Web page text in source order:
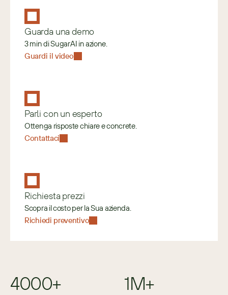
Guarda una demo
3 min di SugarAI in azione.
Guardi il video
Parli con un esperto
Ottenga risposte chiare e concrete.
Contattaci
Richiesta prezzi
Scopra il costo per la Sua azienda.
Richiedi preventivo
4000+ 1M+